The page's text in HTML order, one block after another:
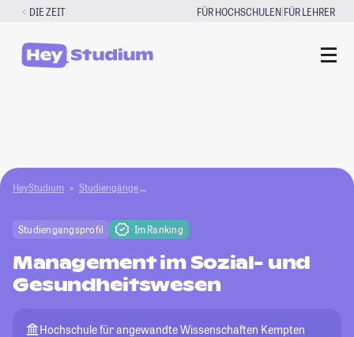
Zum
springen
DIE ZEIT FÜR HOCHSCHULEN|FÜR LEHRER
HeyStudium Studiengänge
Studiengangsprofil Im Ranking
Management im Sozial- und
Gesundheitswesen
Hochschule für angewandte Wissenschaften Kempten